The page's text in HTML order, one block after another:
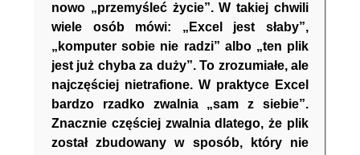
nowo „przemyśleć życie”. W takiej chwili
wiele osób mówi: „Excel jest słaby”,
„komputer sobie nie radzi” albo „ten plik
jest już chyba za duży”. To zrozumiałe, ale
najczęściej nietrafione. W praktyce Excel
bardzo rzadko zwalnia „sam z siebie”.
Znacznie częściej zwalnia dlatego, że plik
został zbudowany w sposób, który nie